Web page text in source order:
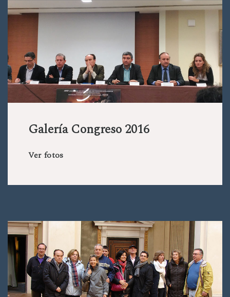
Galería Congreso 2016
Ver fotos